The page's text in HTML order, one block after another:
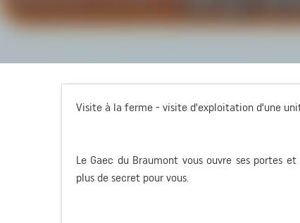
Visite à la ferme - visite d’exploitation d’une
Le Gaec du Braumont vous ouvre ses portes
plus de secret pour vous.